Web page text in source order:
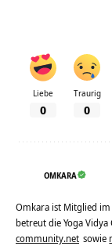
Liebe
0
Traurig
0
OMKARA
Omkara ist Mitglied im
betreut die Yoga
community.net sowie